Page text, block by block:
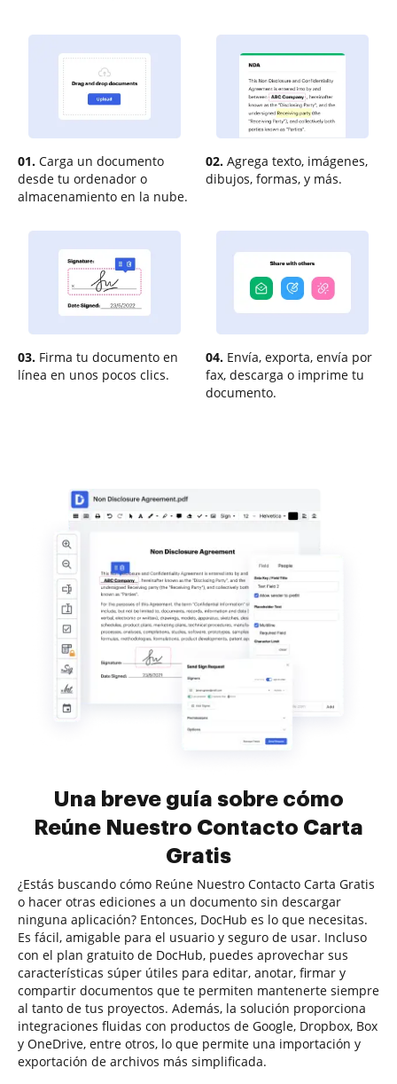
01. Carga un documento
desde tu ordenador o
almacenamiento en la nube.
02. Agrega texto, imágenes,
dibujos, formas, y más.
03. Firma tu documento en
línea en unos pocos clics.
04. Envía, exporta, envía por
fax, descarga o imprime tu
documento.
Una breve guía sobre cómo
Reúne Nuestro Contacto Carta
Gratis
¿Estás buscando cómo Reúne Nuestro Contacto Carta Gratis
o hacer otras ediciones a un documento sin descargar
ninguna aplicación? Entonces, DocHub es lo que necesitas.
Es fácil, amigable para el usuario y seguro de usar. Incluso
con el plan gratuito de DocHub, puedes aprovechar sus
características súper útiles para editar, anotar, firmar y
compartir documentos que te permiten mantenerte siempre
al tanto de tus proyectos. Además, la solución proporciona
integraciones fluidas con productos de Google, Dropbox, Box
y OneDrive, entre otros, lo que permite una importación y
exportación de archivos más simplificada.